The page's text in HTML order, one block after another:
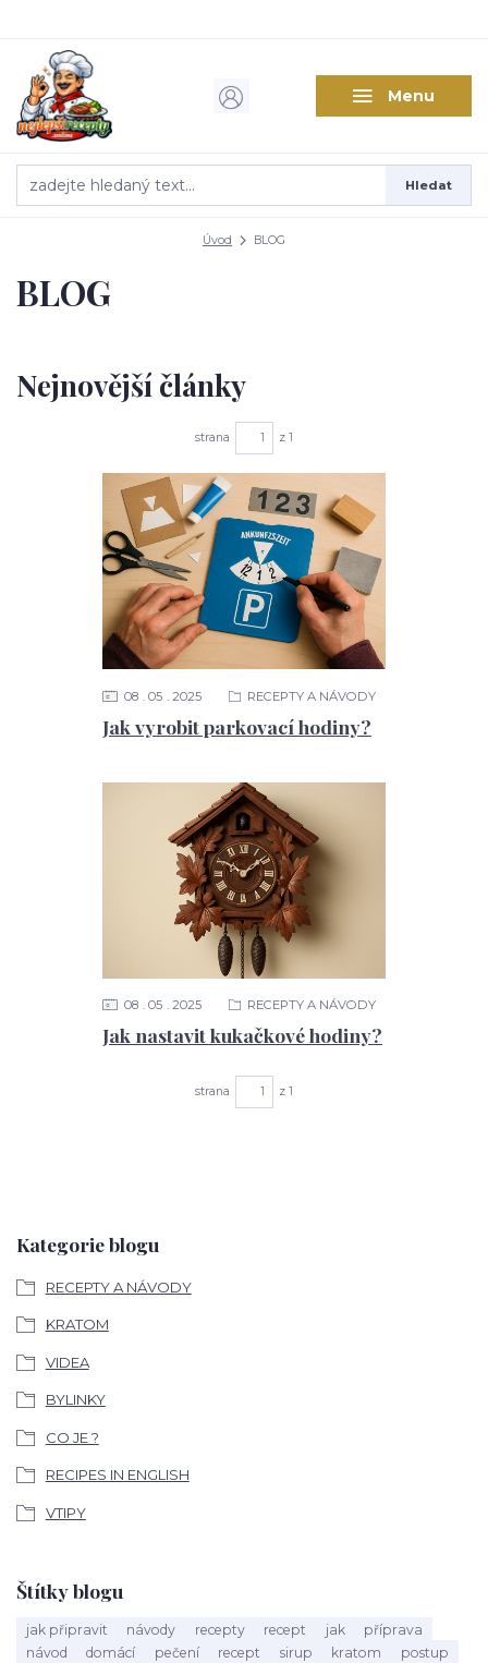
Menu
Hledat
Úvod BLOG
Kategorie blogu
RECEPTY A NÁVODY
KRATOM
VIDEA
BYLINKY
CO JE ?
RECIPES IN ENGLISH
VTIPY
Štítky blogu
jak připravit návody recepty recept jak
příprava
návod
domácí pečení recept sirup kratom
postup
BLOG
Nejnovější články
strana z 1
Jak vyrobit parkovací hodiny?
08 05 2025 RECEPTY A NÁVODY
Jak nastavit kukačkové hodiny?
08 05 2025 RECEPTY A NÁVODY
strana z 1